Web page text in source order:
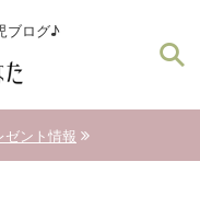
ブログ♪
ゼント情報